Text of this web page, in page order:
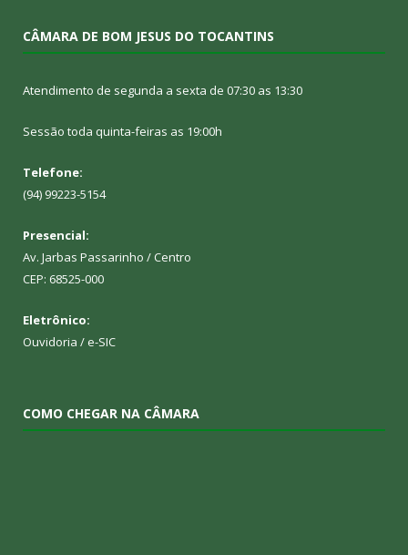
CÂMARA DE BOM JESUS DO TOCANTINS
Atendimento de segunda a sexta de 07:30 as 13:30
Sessão toda quinta-feiras as 19:00h
Telefone:
(94) 99223-5154
Presencial:
Av. Jarbas Passarinho / Centro
CEP: 68525-000
Eletrônico:
Ouvidoria / e-SIC
COMO CHEGAR NA CÂMARA